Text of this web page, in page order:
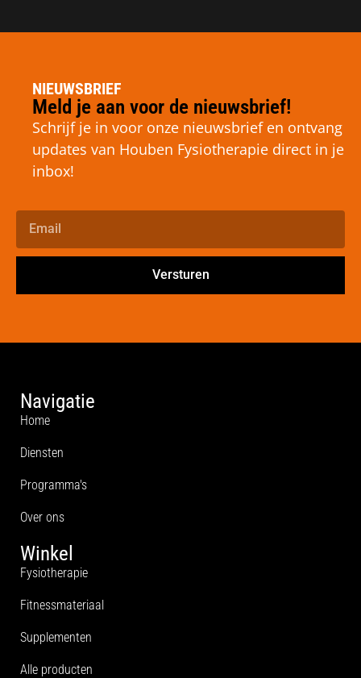
NIEUWSBRIEF
Meld je aan voor de nieuwsbrief!
Schrijf je in voor onze nieuwsbrief en ontvang
updates van Houben Fysiotherapie direct in je
inbox!
Versturen
Navigatie
Home
Diensten
Programma's
Over ons
Winkel
Fysiotherapie
Fitnessmateriaal
Supplementen
Alle producten